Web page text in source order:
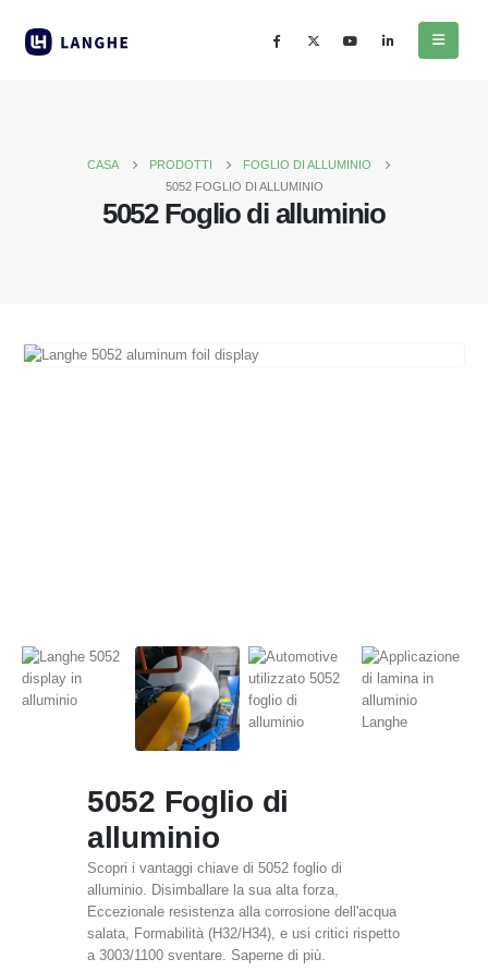
CASA PRODOTTI
FOGLIO DI ALLUMINIO
5052 FOGLIO DI ALLUMINIO
5052 Foglio di alluminio
5052 Foglio di
alluminio
Scopri i vantaggi chiave di 5052 foglio di
alluminio. Disimballare la sua alta forza,
Eccezionale resistenza alla corrosione dell'acqua
salata, Formabilità (H32/H34), e usi critici rispetto
a 3003/1100 sventare. Saperne di più.